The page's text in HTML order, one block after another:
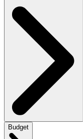
Budget